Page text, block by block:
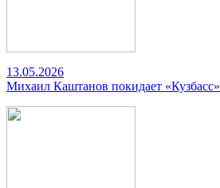
13.05.2026
Михаил Каштанов покидает «Кузбасс»